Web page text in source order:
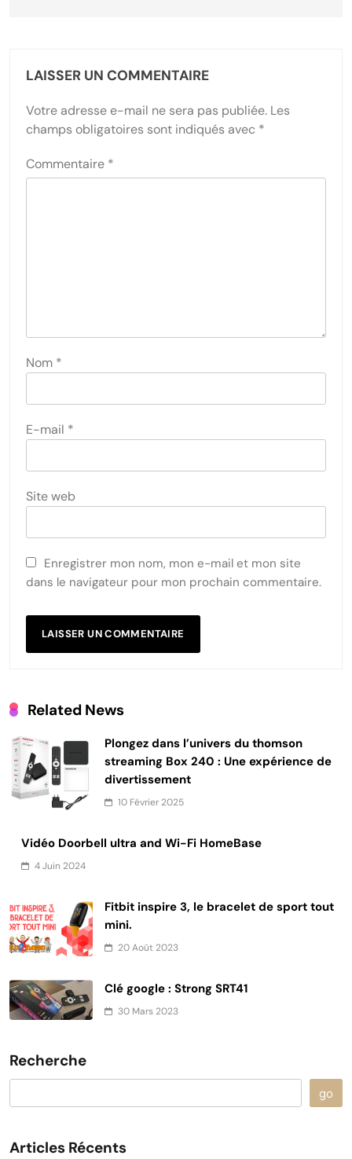
LAISSER UN COMMENTAIRE
Votre adresse e-mail ne sera pas publiée. Les
champs obligatoires sont indiqués avec *
Commentaire *
Nom *
E-mail *
Site web
Enregistrer mon nom, mon e-mail et mon site
dans le navigateur pour mon prochain commentaire.
Related News
Plongez dans l’univers du thomson
streaming Box 240 : Une expérience de
divertissement
10 Février 2025
Vidéo Doorbell ultra and Wi-Fi HomeBase
4 Juin 2024
Fitbit inspire 3, le bracelet de sport tout
mini.
20 Août 2023
Clé google : Strong SRT41
30 Mars 2023
Recherche
go
Articles Récents